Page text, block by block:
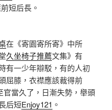
短后長。
在《寄園寄所寄》中所
久坐椅子推薦文集》有
有一少年辯駁，有的人初
屈膝，衣襟應該裁得前
官當久了，日漸失勢，舉頭
后短Enjoy121 。